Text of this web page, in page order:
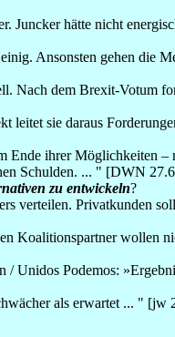
Juncker hätte nicht
Ansonsten gehen die
Nach dem Brexit-Votum
leitet sie daraus
Ende ihrer Möglichkeiten –
Schulden. ... " [DWN
zu entwickeln?
verteilen. Privatkunden
Koalitionspartner wollen
/ Unidos Podemos:
als erwartet ... " [jw